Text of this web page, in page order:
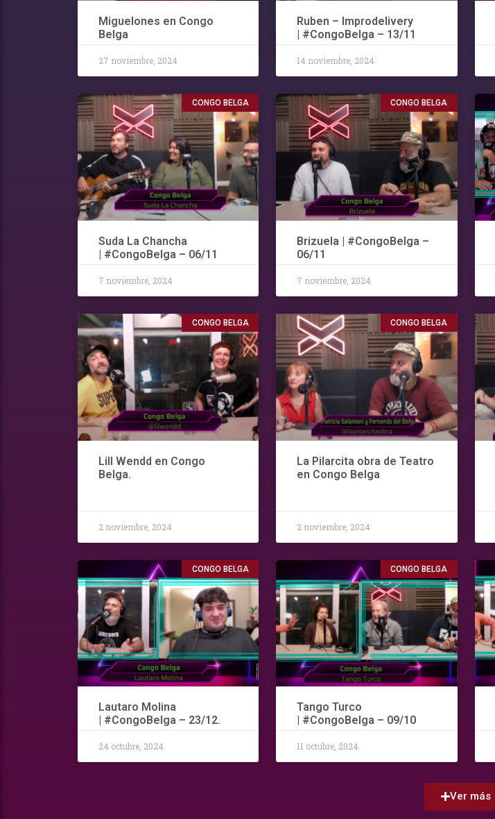
Miguelones en Congo
Belga
27 noviembre, 2024
Ruben – Improdelivery
| #CongoBelga – 13/11
14 noviembre, 2024
CONGO BELGA
Suda La Chancha
| #CongoBelga – 06/11
7 noviembre, 2024
CONGO BELGA
Brizuela | #CongoBelga –
06/11
7 noviembre, 2024
CONGO BELGA
Lill Wendd en Congo
Belga.
2 noviembre, 2024
CONGO BELGA
La Pilarcita obra de Teatro
en Congo Belga
2 noviembre, 2024
CONGO BELGA
Lautaro Molina
| #CongoBelga – 23/12.
24 octubre, 2024
CONGO BELGA
Tango Turco
| #CongoBelga – 09/10
11 octubre, 2024
Ver más